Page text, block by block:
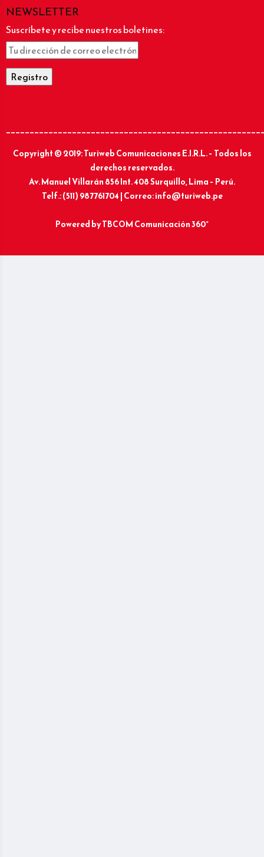
NEWSLETTER
Suscríbete y recibe nuestros boletines:
Copyright © 2019: Turiweb Comunicaciones E.I.R.L. – Todos los
derechos reservados.
Av. Manuel Villarán 856 Int. 408 Surquillo, Lima – Perú.
Telf.: (511) 987761704 | Correo: info@turiweb.pe
Powered byTBCOM Comunicación 360°